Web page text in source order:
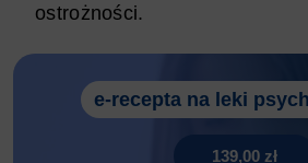
ostrożności.
e-recepta na leki
139,00 zł